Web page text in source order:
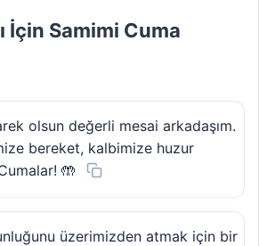
İçin Samimi Cuma
olsun değerli mesai arkadaşım.
bereket, kalbimize huzur
🤲
üzerimizden atmak için bir